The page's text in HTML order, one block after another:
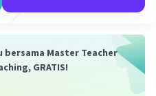
pekerjaan yang tepat
bersama Master Teacher
GRATIS!